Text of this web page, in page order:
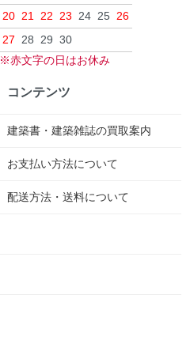
20 21 22 23 24 25 26
27 28 29 30
※赤文字の日はお休み
コンテンツ
建築書・建築雑誌の買取案内
お支払い方法について
配送方法・送料について